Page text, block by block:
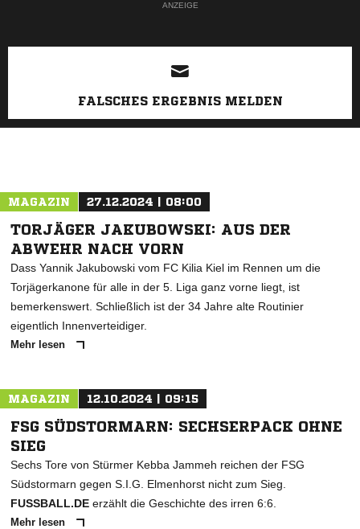
ANZEIGE
FALSCHES ERGEBNIS MELDEN
MAGAZIN 27.12.2024 | 08:00
TORJÄGER JAKUBOWSKI: AUS DER
ABWEHR NACH VORN
Dass Yannik Jakubowski vom FC Kilia Kiel im Rennen um die
Torjägerkanone für alle in der 5. Liga ganz vorne liegt, ist
bemerkenswert. Schließlich ist der 34 Jahre alte Routinier
eigentlich Innenverteidiger.
Mehr lesen
MAGAZIN 12.10.2024 | 09:15
FSG SÜDSTORMARN: SECHSERPACK OHNE
SIEG
Sechs Tore von Stürmer Kebba Jammeh reichen der FSG
Südstormarn gegen S.I.G. Elmenhorst nicht zum Sieg.
FUSSBALL.DE erzählt die Geschichte des irren 6:6.
Mehr lesen